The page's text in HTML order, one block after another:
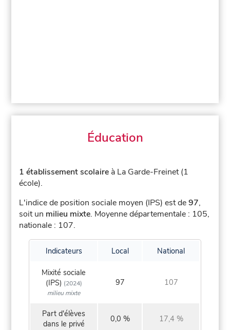
Éducation
1 établissement scolaire à La Garde-Freinet (1
école).
L'indice de position sociale moyen (IPS) est de97,
soit un milieu mixte. Moyenne départementale : 105,
nationale : 107.
Indicateurs Local National
Mixité sociale
(IPS) (2024)
milieu mixte
97 107
Part d'élèves
dans le privé
0,0 % 17,4 %